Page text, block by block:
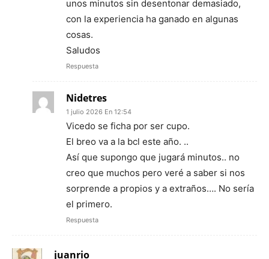
unos minutos sin desentonar demasiado,
con la experiencia ha ganado en algunas
cosas.
Saludos
Respuesta
Nidetres
1 julio 2026 En 12:54
Vicedo se ficha por ser cupo.
El breo va a la bcl este año. ..
Así que supongo que jugará minutos.. no
creo que muchos pero veré a saber si nos
sorprende a propios y a extraños…. No sería
el primero.
Respuesta
juanrio